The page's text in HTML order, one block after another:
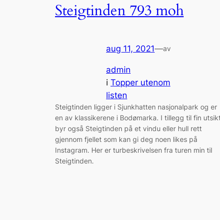
Steigtinden 793 moh
aug 11, 2021—av
admin
i Topper utenom
listen
Steigtinden ligger i Sjunkhatten nasjonalpark og er
en av klassikerene i Bodømarka. I tillegg til fin
byr også Steigtinden på et vindu eller hull rett
gjennom fjellet som kan gi deg noen likes på
Instagram. Her er turbeskrivelsen fra turen min til
Steigtinden.